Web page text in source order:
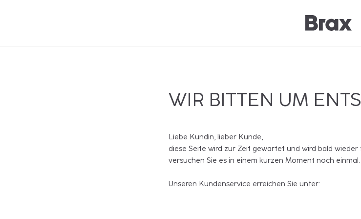
WIR BITTEN UM
Liebe Kundin, lieber Kunde,
diese Seite wird zur Zeit gewartet und wird bald
versuchen Sie es in einem kurzen Moment noch einmal.
Unseren Kundenservice erreichen Sie unter: